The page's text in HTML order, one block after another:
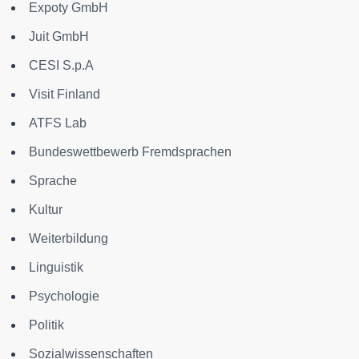
Expoty GmbH
Juit GmbH
CESI S.p.A
Visit Finland
ATFS Lab
Bundeswettbewerb Fremdsprachen
Sprache
Kultur
Weiterbildung
Linguistik
Psychologie
Politik
Sozialwissenschaften